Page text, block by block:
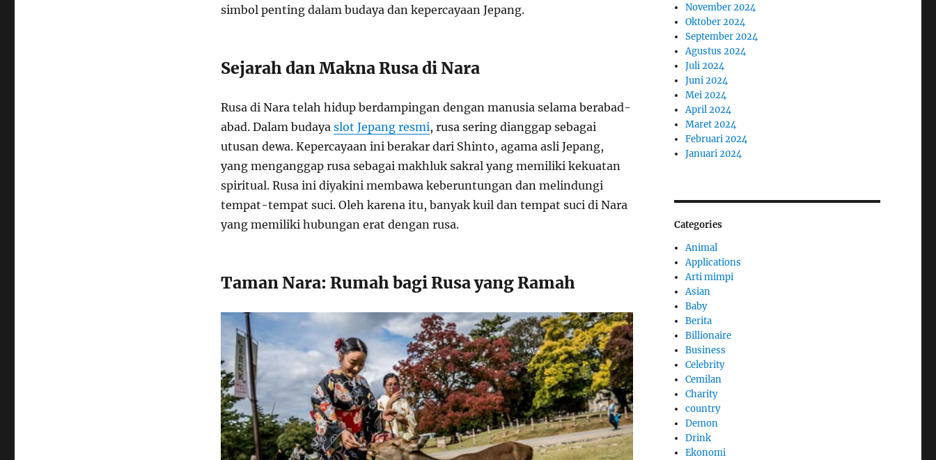
simbol penting dalam budaya dan kepercayaan Jepang.
Sejarah dan Makna Rusa di Nara
Rusa di Nara telah hidup berdampingan dengan manusia selama berabad-
abad. Dalam budaya slot Jepang resmi, rusa sering dianggap sebagai
utusan dewa. Kepercayaan ini berakar dari Shinto, agama asli Jepang,
yang menganggap rusa sebagai makhluk sakral yang memiliki kekuatan
spiritual. Rusa ini diyakini membawa keberuntungan dan melindungi
tempat-tempat suci. Oleh karena itu, banyak kuil dan tempat suci di Nara
yang memiliki hubungan erat dengan rusa.
Taman Nara: Rumah bagi Rusa yang Ramah
November 2024
Oktober 2024
September 2024
Agustus 2024
Juli 2024
Juni 2024
Mei 2024
April 2024
Maret 2024
Februari 2024
Januari 2024
Categories
Animal
Applications
Arti mimpi
Asian
Baby
Berita
Billionaire
Business
Celebrity
Cemilan
Charity
country
Demon
Drink
Ekonomi